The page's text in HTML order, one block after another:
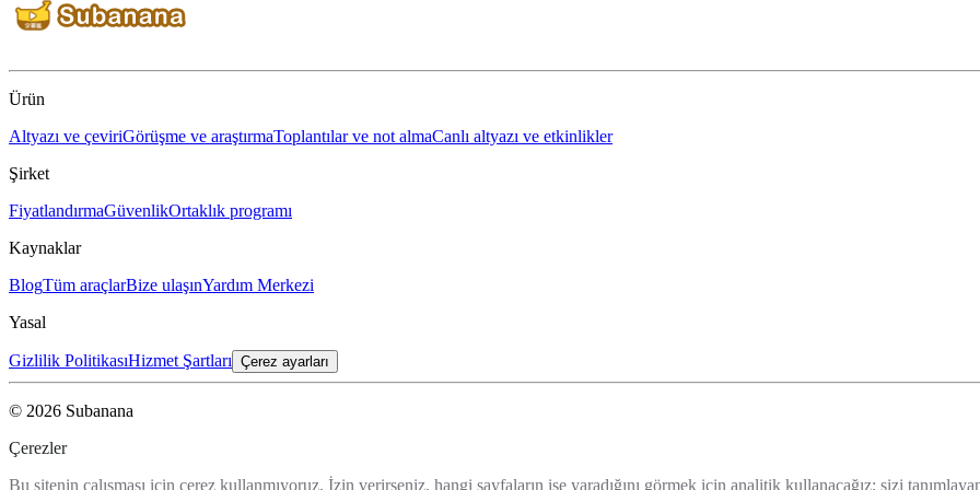
Ürün
Altyazı ve çeviriGörüşme ve araştırmaToplantılar ve not almaCanlı altyazı ve etkinlikler
Şirket
FiyatlandırmaGüvenlikOrtaklık programı
Kaynaklar
BlogTüm araçlarBize ulaşınYardım Merkezi
Yasal
Gizlilik PolitikasıHizmet Şartları Çerez ayarları
© 2026 Subanana
Çerezler
Bu sitenin çalışması için çerez kullanmıyoruz. İzin verirseniz, hangi sayfaların işe yaradığını görmek için analitik kullanacağız; sizi